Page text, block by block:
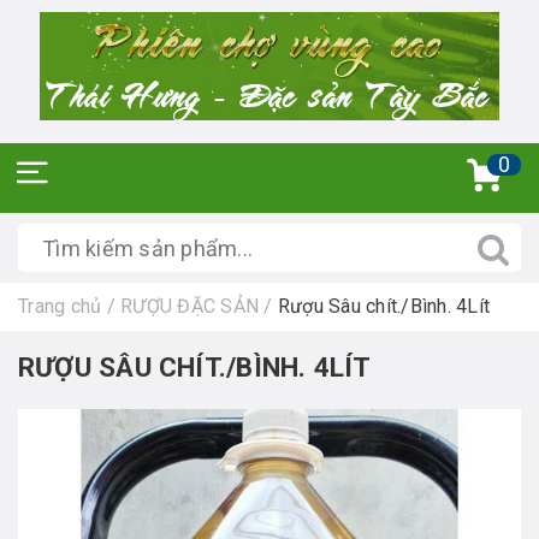
0
Trang chủ / RƯỢU ĐẶC SẢN / Rượu Sâu chít./Bình. 4Lít
RƯỢU SÂU CHÍT./BÌNH. 4LÍT